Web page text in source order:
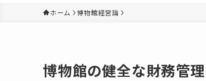
ホーム 博物館経営論
博物館の健全な財務管